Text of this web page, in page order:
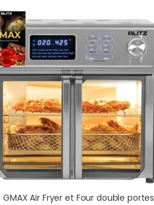
GMAX Air Fryer et Four double portes